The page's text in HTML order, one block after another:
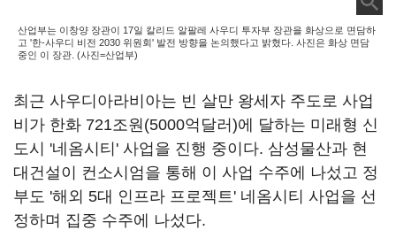
산업부는 이창양 장관이 17일 칼리드 알팔레 사우디 투자부 장관을 화상으로 면담하
고 '한-사우디 비전 2030 위원회' 발전 방향을 논의했다고 밝혔다. 사진은 화상 면담
중인 이 장관. (사진=산업부)
최근 사우디아라비아는 빈 살만 왕세자 주도로 사업
비가 한화 721조원(5000억달러)에 달하는 미래형 신
도시 '네옴시티' 사업을 진행 중이다. 삼성물산과 현
대건설이 컨소시엄을 통해 이 사업 수주에 나섰고 정
부도 '해외 5대 인프라 프로젝트' 네옴시티 사업을 선
정하며 집중 수주에 나섰다.